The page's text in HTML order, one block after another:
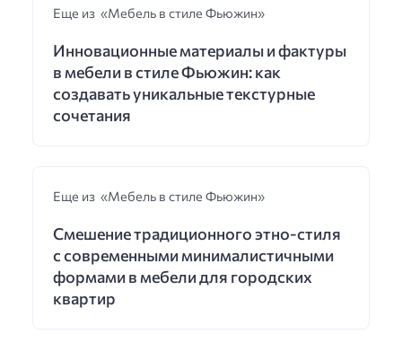
Еще из «Мебель в стиле Фьюжин»
Инновационные материалы и фактуры
в мебели в стиле Фьюжин: как
создавать уникальные текстурные
сочетания
Еще из «Мебель в стиле Фьюжин»
Смешение традиционного этно-стиля
с современными минималистичными
формами в мебели для городских
квартир